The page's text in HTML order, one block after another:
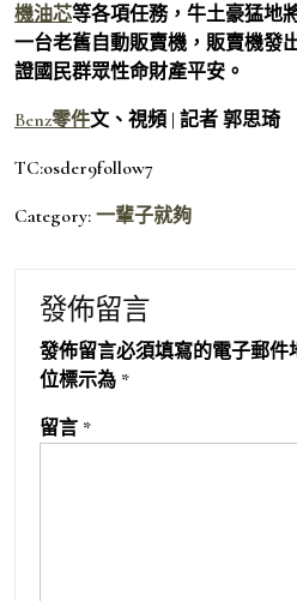
機油芯等各項任務，牛土豪猛地
一台老舊自動販賣機，販賣機發
證國民群眾性命財產平安。
Benz零件文、視頻 | 記者 郭思琦
TC:osder9follow7
Category: 一輩子就夠
發佈留言
發佈留言必須填寫的電子郵件
位標示為 *
留言 *